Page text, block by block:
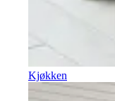
Kjøkken